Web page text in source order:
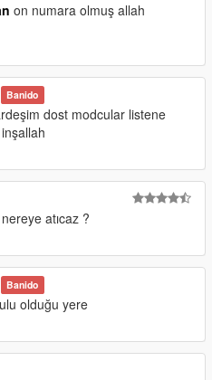
on numara olmuş allah
Banido
dost modcular listene
atıcaz ?
Banido
olduğu yere